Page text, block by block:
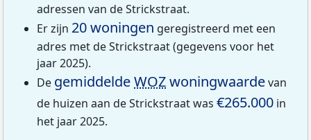
adressen van de Strickstraat.
Er zijn 20 woningen geregistreerd met een
adres met de Strickstraat (gegevens voor het
jaar 2025).
De gemiddeldeWOZwoningwaardevan
de huizen aan de Strickstraat was €265.000 in
het jaar 2025.